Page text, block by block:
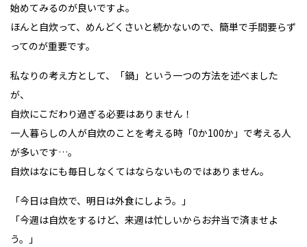
始めてみるのが良いですよ。
ほんと自炊って、めんどくさいと続かないので、簡単で手間要らず
ってのが重要です。
私なりの考え方として、「鍋」という一つの方法を述べました
が、
自炊にこだわり過ぎる必要はありません！
一人暮らしの人が自炊のことを考える時「0か100か」で考える人
が多いです…。
自炊はなにも毎日しなくてはならないものではありません。
「今日は自炊で、明日は外食にしよう。」
「今週は自炊をするけど、来週は忙しいからお弁当で済ませよ
う。」